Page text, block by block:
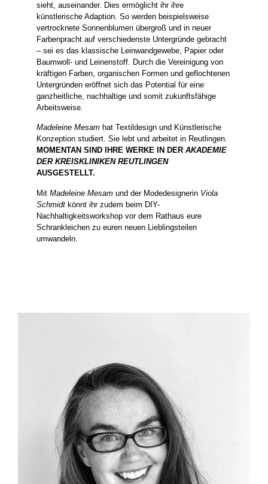
sieht, auseinander. Dies ermöglicht ihr ihre
künstlerische Adaption. So werden beispielsweise
vertrocknete Sonnenblumen übergroß und in neuer
Farbenpracht auf verschiedenste Untergründe gebracht
– sei es das klassische Leinwandgewebe, Papier oder
Baumwoll- und Leinenstoff. Durch die Vereinigung von
kräftigen Farben, organischen Formen und geflochtenen
Untergründen eröffnet sich das Potential für eine
ganzheitliche, nachhaltige und somit zukunftsfähige
Arbeitsweise.
Madeleine Mesam hat Textildesign und Künstlerische
Konzeption studiert. Sie lebt und arbeitet in Reutlingen.
MOMENTAN SIND IHRE WERKE IN DERAKADEMIE
DER KREISKLINIKEN REUTLINGEN
AUSGESTELLT.
MitMadeleine Mesam und der Modedesignerin Viola
Schmidt könnt ihr zudem beim DIY-
Nachhaltigkeitsworkshop vor dem Rathaus eure
Schrankleichen zu euren neuen Lieblingsteilen
umwandeln.